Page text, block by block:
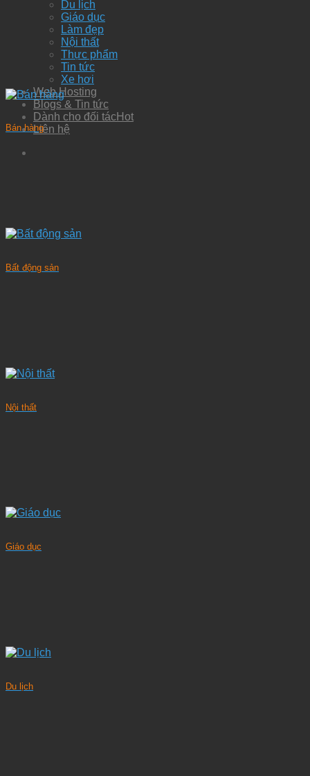
Du lịch
Giáo dục
Làm đẹp
Nội thất
Thực phẩm
Tin tức
Xe hơi
Web Hosting
Blogs & Tin tức
Dành cho đối tác
Liên hệ
Bán hàng
Bất động sản
Nội thất
Giáo dục
Du lịch